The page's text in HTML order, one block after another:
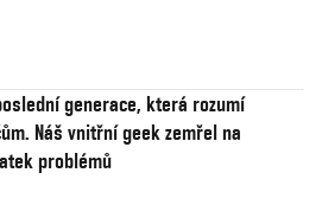
generace, která rozumí
Náš vnitřní geek zemřel na
problémů